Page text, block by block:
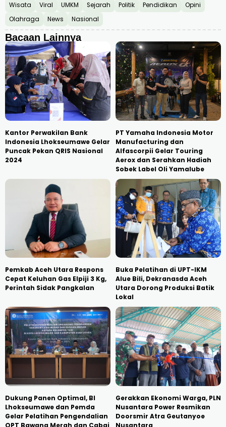
Wisata Viral UMKM Sejarah Politik Pendidikan
Opini
Olahraga
News Nasional
Bacaan Lainnya
Kantor Perwakilan Bank
Indonesia Lhokseumawe Gelar
Puncak Pekan QRIS Nasional
2024
PT Yamaha Indonesia Motor
Manufacturing dan
Alfascorpii Gelar Touring
Aerox dan Serahkan Hadiah
Sobek Label Oli Yamalube
Pemkab Aceh Utara Respons
Cepat Keluhan Gas Elpiji 3 Kg,
Perintah Sidak Pangkalan
Buka Pelatihan di UPT-IKM
Alue Bili, Dekranasda Aceh
Utara Dorong Produksi Batik
Lokal
Dukung Panen Optimal, BI
Lhokseumawe dan Pemda
Gelar Pelatihan Pengendalian
OPT Bawang Merah dan Cabai
Gerakkan Ekonomi Warga, PLN
Nusantara Power Resmikan
Doorsmir Atra Geutanyoe
Nusantara